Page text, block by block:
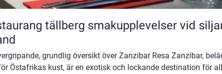
tällberg smakupplevelser vid siljans
grundlig översikt över Zanzibar Resa Zanzibar,
Östafrikas kust, är en exotisk och lockande destination för